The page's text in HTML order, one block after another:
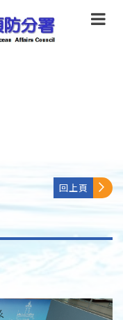
回上頁